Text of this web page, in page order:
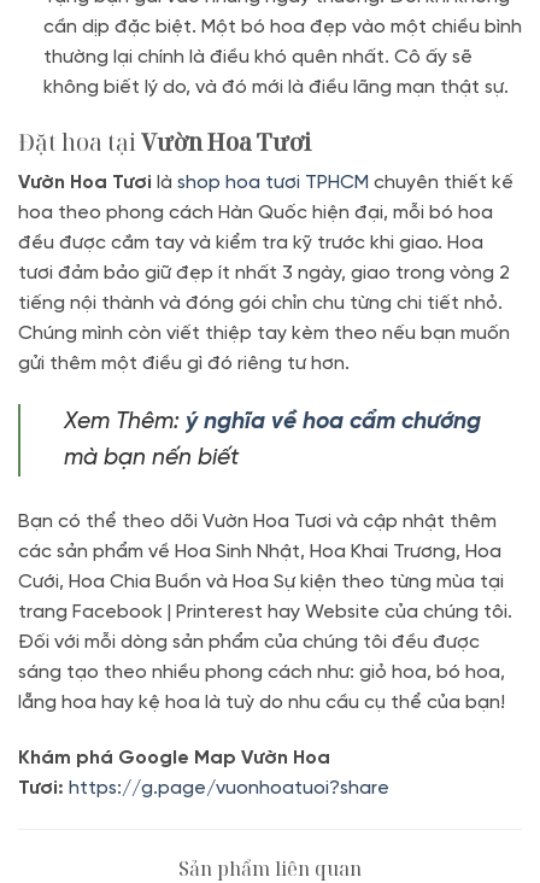
cần dịp đặc biệt. Một bó hoa đẹp vào một chiều bình
thường lại chính là điều khó quên nhất. Cô ấy sẽ
không biết lý do, và đó mới là điều lãng mạn thật sự.
Đặt hoa tạiVườn Hoa Tươi
Vườn Hoa Tươi là shop hoa tươi TPHCM chuyên thiết kế
hoa theo phong cách Hàn Quốc hiện đại, mỗi bó hoa
đều được cắm tay và kiểm tra kỹ trước khi giao. Hoa
tươi đảm bảo giữ đẹp ít nhất 3 ngày, giao trong vòng 2
tiếng nội thành và đóng gói chỉn chu từng chi tiết nhỏ.
Chúng mình còn viết thiệp tay kèm theo nếu bạn muốn
gửi thêm một điều gì đó riêng tư hơn.
Xem Thêm: ý nghĩa về hoa cẩm chướng
mà bạn nến biết
Bạn có thể theo dõi Vườn Hoa Tươi và cập nhật thêm
các sản phẩm về Hoa Sinh Nhật, Hoa Khai Trương, Hoa
Cưới, Hoa Chia Buồn và Hoa Sự kiện theo từng mùa tại
trang Facebook | Printerest hay Website của chúng tôi.
Đối với mỗi dòng sản phẩm của chúng tôi đều được
sáng tạo theo nhiều phong cách như: giỏ hoa, bó hoa,
lẵng hoa hay kệ hoa là tuỳ do nhu cầu cụ thể của bạn!
Khám phá Google Map Vườn Hoa
Tươi: https://g.page/vuonhoatuoi?share
Sản phẩm liên quan